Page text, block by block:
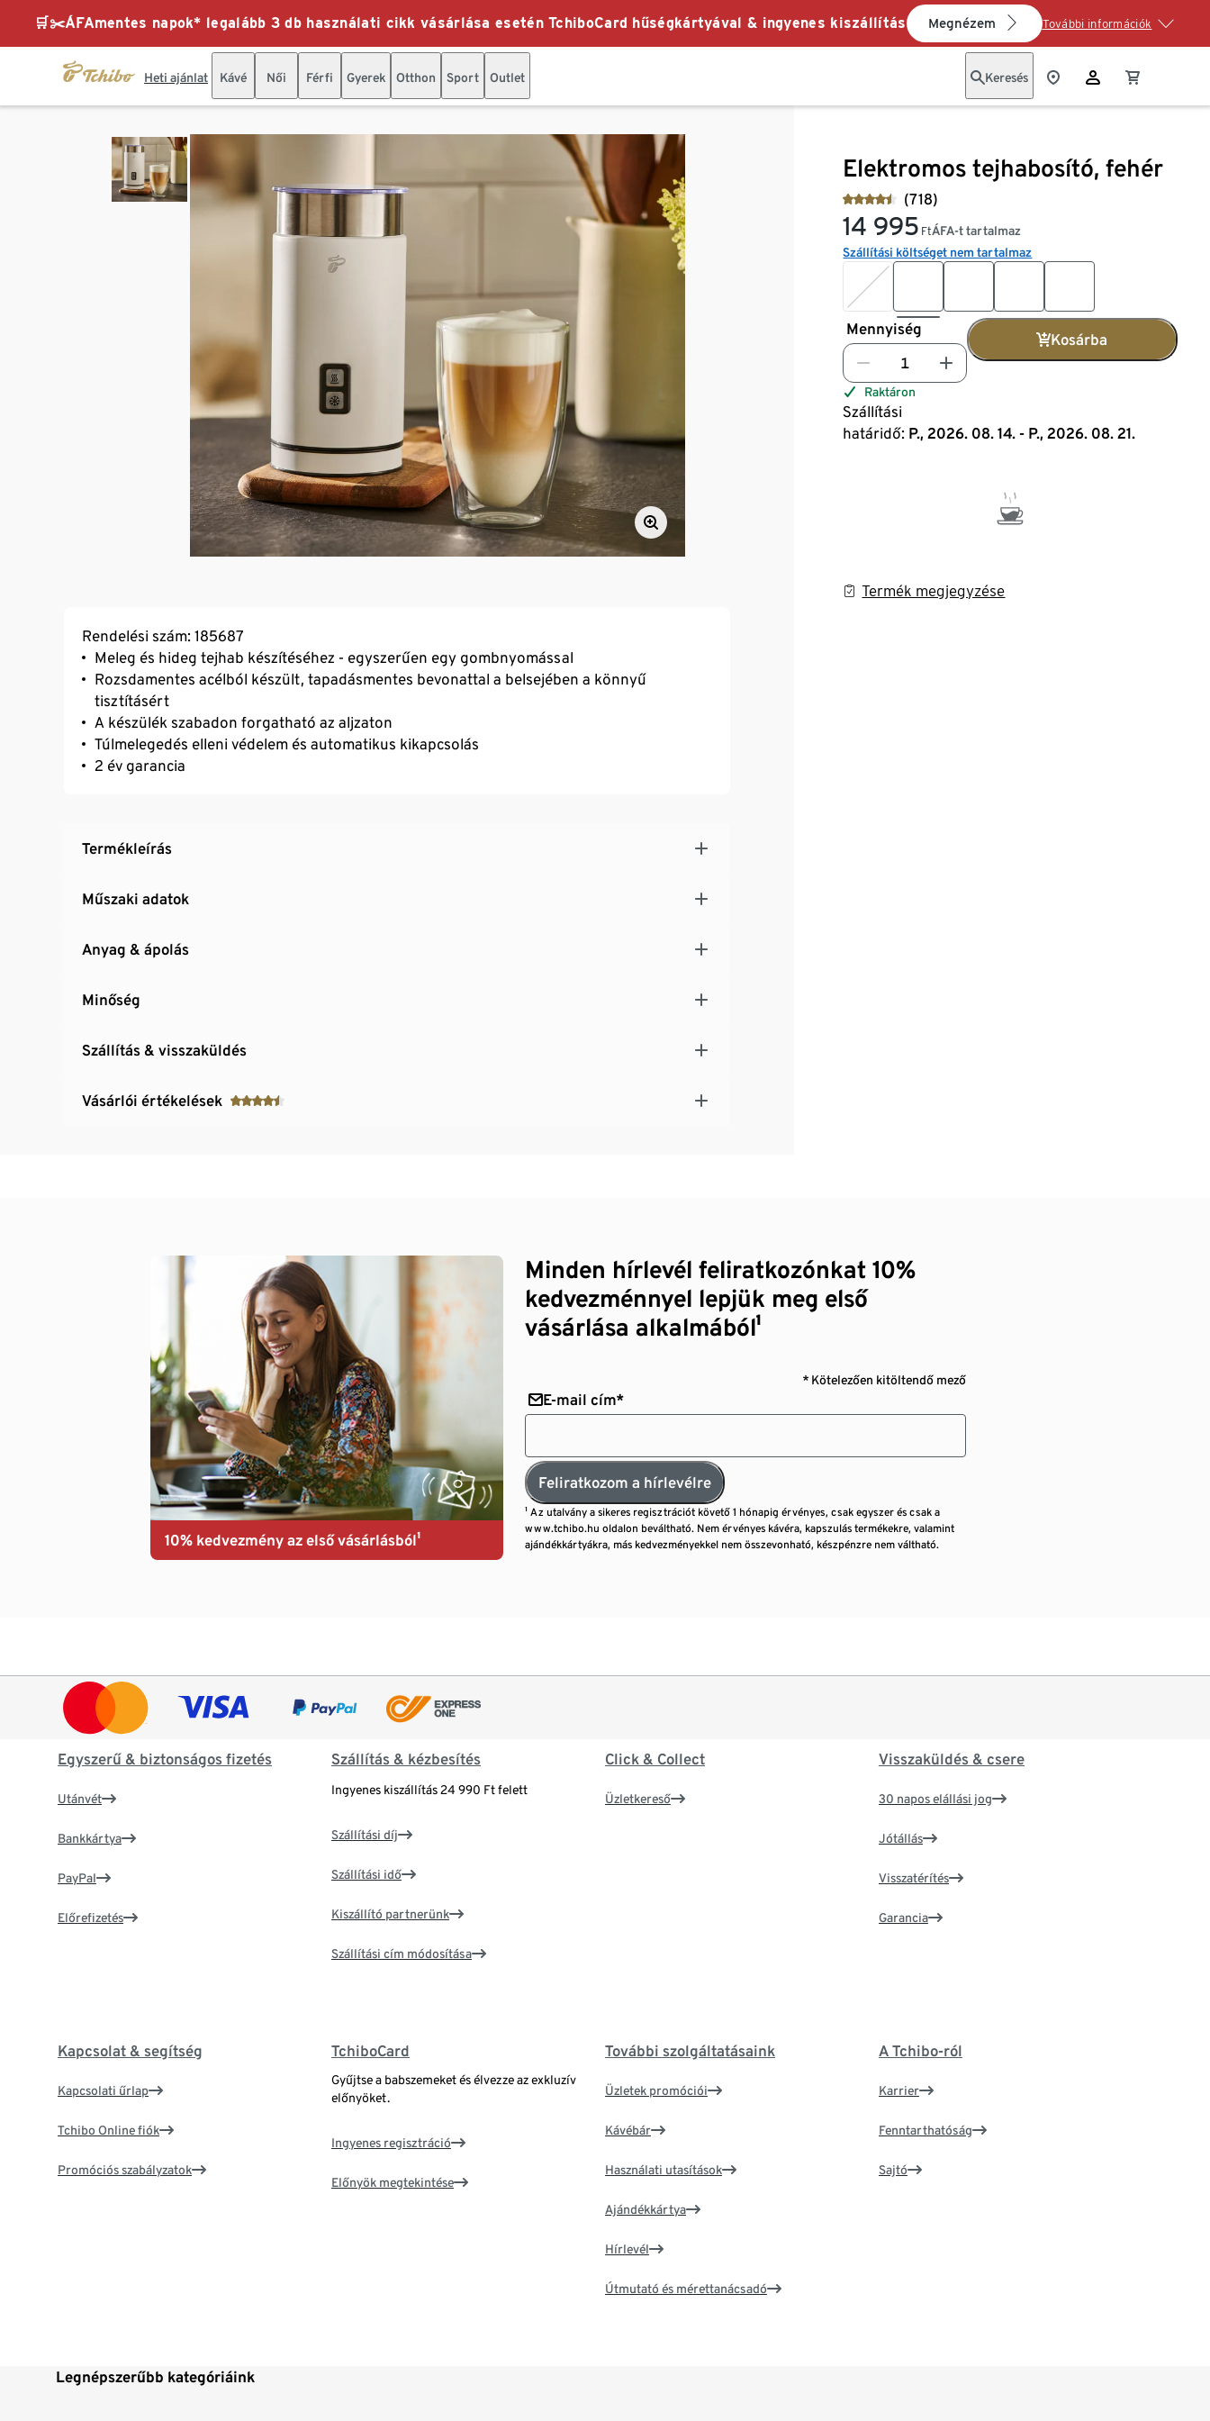
🛒✂️ÁFAmentes napok* legalább 3 db használati cikk vásárlása esetén TchiboCard hűségkártyával & ingyenes kiszállítás Megnézem További információk
Heti ajánlat Kávé Női Férfi Gyerek Otthon Sport Outlet Keresés
Elektromos tejhabosító, fehér
(718)
14 995 FtÁFA-t tartalmaz
Szállítási költséget nem tartalmaz
Mennyiség
Kosárba
Raktáron
Szállítási
határidő: P., 2026. 08. 14. - P., 2026. 08. 21.
Termék megjegyzése
Rendelési szám: 185687
Meleg és hideg tejhab készítéséhez - egyszerűen egy gombnyomással
Rozsdamentes acélból készült, tapadásmentes bevonattal a belsejében a könnyű
tisztításért
A készülék szabadon forgatható az aljzaton
Túlmelegedés elleni védelem és automatikus kikapcsolás
2 év garancia
Termékleírás
Műszaki adatok
Anyag & ápolás
Minőség
Szállítás & visszaküldés
Vásárlói értékelések
10% kedvezmény az első vásárlásból¹
Minden hírlevél feliratkozónkat 10%
kedvezménnyel lepjük meg első
vásárlása alkalmából¹
* Kötelezően kitöltendő mező
E-mail cím*
Feliratkozom a hírlevélre
¹ Az utalvány a sikeres regisztrációt követő 1 hónapig érvényes, csak egyszer és csak a
www.tchibo.hu oldalon beváltható. Nem érvényes kávéra, kapszulás termékekre, valamint
ajándékkártyákra, más kedvezményekkel nem összevonható, készpénzre nem váltható.
Egyszerű & biztonságos fizetés
Utánvét
Bankkártya
PayPal
Előrefizetés
Szállítás & kézbesítés
Ingyenes kiszállítás 24 990 Ft felett
Szállítási díj
Szállítási idő
Kiszállító partnerünk
Szállítási cím módosítása
Click & Collect
Üzletkereső
Visszaküldés & csere
30 napos elállási jog
Jótállás
Visszatérítés
Garancia
Kapcsolat & segítség
Kapcsolati űrlap
Tchibo Online fiók
Promóciós szabályzatok
TchiboCard
Gyűjtse a babszemeket és élvezze az exkluzív
előnyöket.
Ingyenes regisztráció
Előnyök megtekintése
További szolgáltatásaink
Üzletek promóciói
Kávébár
Használati utasítások
Ajándékkártya
Hírlevél
Útmutató és mérettanácsadó
A Tchibo-ról
Karrier
Fenntarthatóság
Sajtó
Legnépszerűbb kategóriáink